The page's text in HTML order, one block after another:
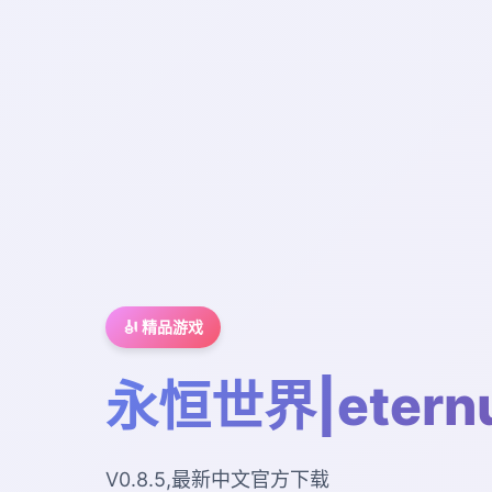
🎻 精品游戏
永恒世界
V0.8.5,最新中文官方下载